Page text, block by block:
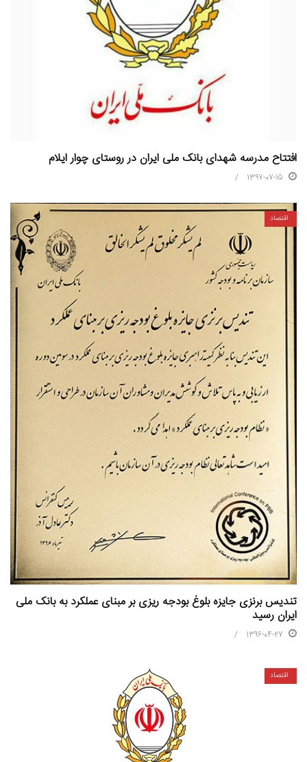
افتتاح مدرسه شهدای بانک ملی ایران در روستای چوار ایلام
1397-07-15
اقتصاد
تندیس برنزی جایزه بلوغ بودجه ریزی بر مبنای عملکرد به بانک ملی
ایران رسید
1396-04-27
اقتصاد